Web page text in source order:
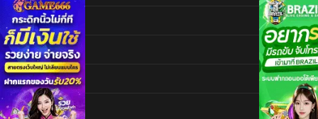
Grief(24)
HBO(1)
HBO GO(44)
HBO Max(62)